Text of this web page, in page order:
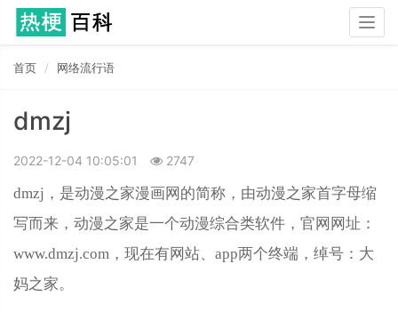
首页 网络流行语
dmzj
2022-12-04 10:05:01 2747
dmzj，是动漫之家漫画网的简称，由动漫之家首字母缩
写而来，动漫之家是一个动漫综合类软件，官网网址：
www.dmzj.com，现在有网站、app两个终端，绰号：大
妈之家。